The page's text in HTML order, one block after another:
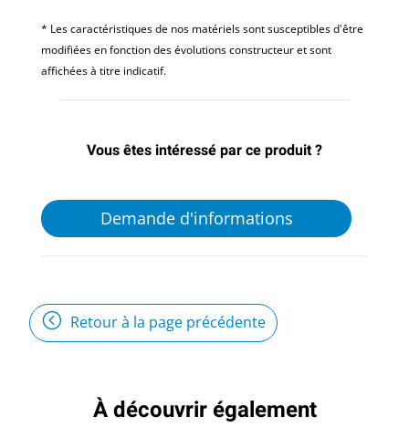
* Les caractéristiques de nos matériels sont susceptibles d'être
modifiées en fonction des évolutions constructeur et sont
affichées à titre indicatif.
Vous êtes intéressé par ce produit ?
Demande d'informations
Retour à la page précédente
À découvrir également